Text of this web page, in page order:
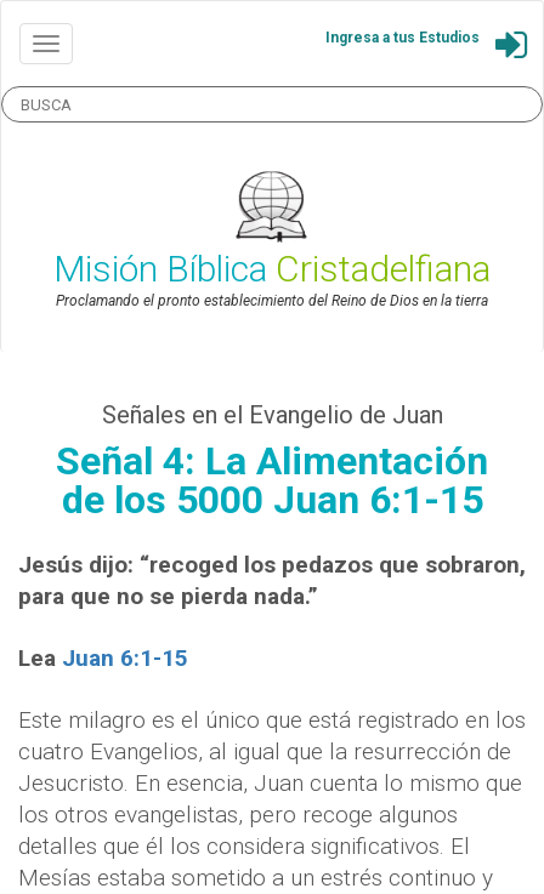
Ingresa a tus Estudios
Misión Bíblica Cristadelfiana
Proclamando el pronto establecimiento del Reino de Dios en la tierra
Señales en el Evangelio de Juan
Señal 4: La Alimentación
de los 5000 Juan 6:1-15
Jesús dijo: “recoged los pedazos que sobraron,
para que no se pierda nada.”
Lea Juan 6:1-15
Este milagro es el único que está registrado en los
cuatro Evangelios, al igual que la resurrección de
Jesucristo. En esencia, Juan cuenta lo mismo que
los otros evangelistas, pero recoge algunos
detalles que él los considera significativos. El
Mesías estaba sometido a un estrés continuo y